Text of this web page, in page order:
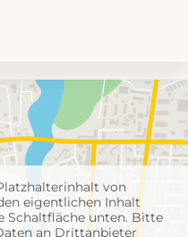
von
eigentlichen Inhalt
Schaltfläche unten. Bitte
an Drittanbieter